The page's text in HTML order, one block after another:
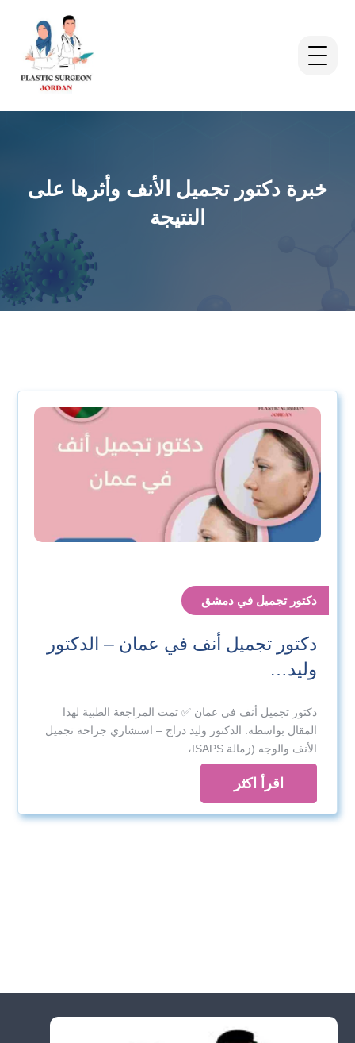
خبرة دكتور تجميل الأنف وأثرها على
النتيجة
دكتور تجميل في دمشق
دكتور تجميل أنف في عمان – الدكتور
وليد…
دكتور تجميل أنف في عمان ✅ تمت المراجعة الطبية لهذا
المقال بواسطة: الدكتور وليد دراج – استشاري جراحة تجميل
الأنف والوجه (زمالة ISAPS،…
اقرأ اكثر